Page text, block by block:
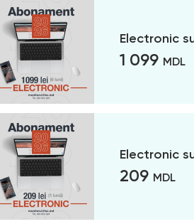
Electronic
1 099 MDL
Electronic
209 MDL